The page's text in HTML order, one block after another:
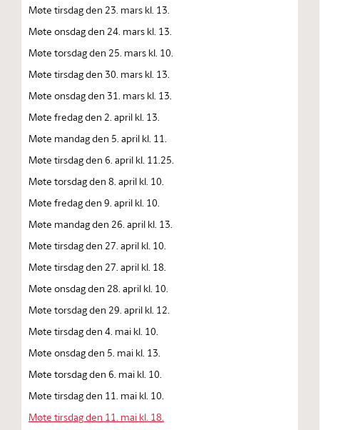
Møte tirsdag den 23. mars kl. 13.
Møte onsdag den 24. mars kl. 13.
Møte torsdag den 25. mars kl. 10.
Møte tirsdag den 30. mars kl. 13.
Møte onsdag den 31. mars kl. 13.
Møte fredag den 2. april kl. 13.
Møte mandag den 5. april kl. 11.
Møte tirsdag den 6. april kl. 11.25.
Møte torsdag den 8. april kl. 10.
Møte fredag den 9. april kl. 10.
Møte mandag den 26. april kl. 13.
Møte tirsdag den 27. april kl. 10.
Møte tirsdag den 27. april kl. 18.
Møte onsdag den 28. april kl. 10.
Møte torsdag den 29. april kl. 12.
Møte tirsdag den 4. mai kl. 10.
Møte onsdag den 5. mai kl. 13.
Møte torsdag den 6. mai kl. 10.
Møte tirsdag den 11. mai kl. 10.
Møte tirsdag den 11. mai kl. 18.